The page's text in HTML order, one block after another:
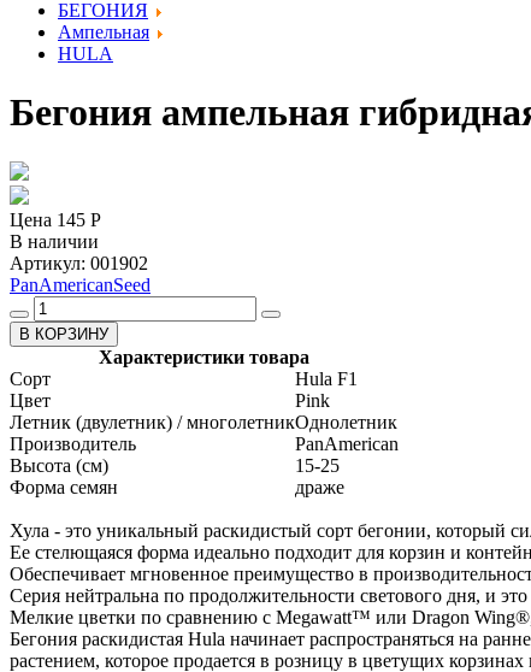
БЕГОНИЯ
Ампельная
HULA
Бегония ампельная
Цена 145 Р
В наличии
Артикул: 001902
PanAmericanSeed
В КОРЗИНУ
Характеристики товара
Сорт
Hula F1
Цвет
Pink
Летник (двулетник) / многолетникОднолетник
Производитель
PanAmerican
Высота (см)
15-25
Форма семян
драже
Хула - это уникальный раскидистый сорт бегонии, который
Ее стелющаяся форма идеально подходит для корзин и
Обеспечивает мгновенное преимущество в
Серия нейтральна по продолжительности светового дня, и
Мелкие цветки по сравнению с Megawatt™ или Dragon
Бегония раскидистая Hula начинает распространяться на
растением, которое продается в розницу в цветущих